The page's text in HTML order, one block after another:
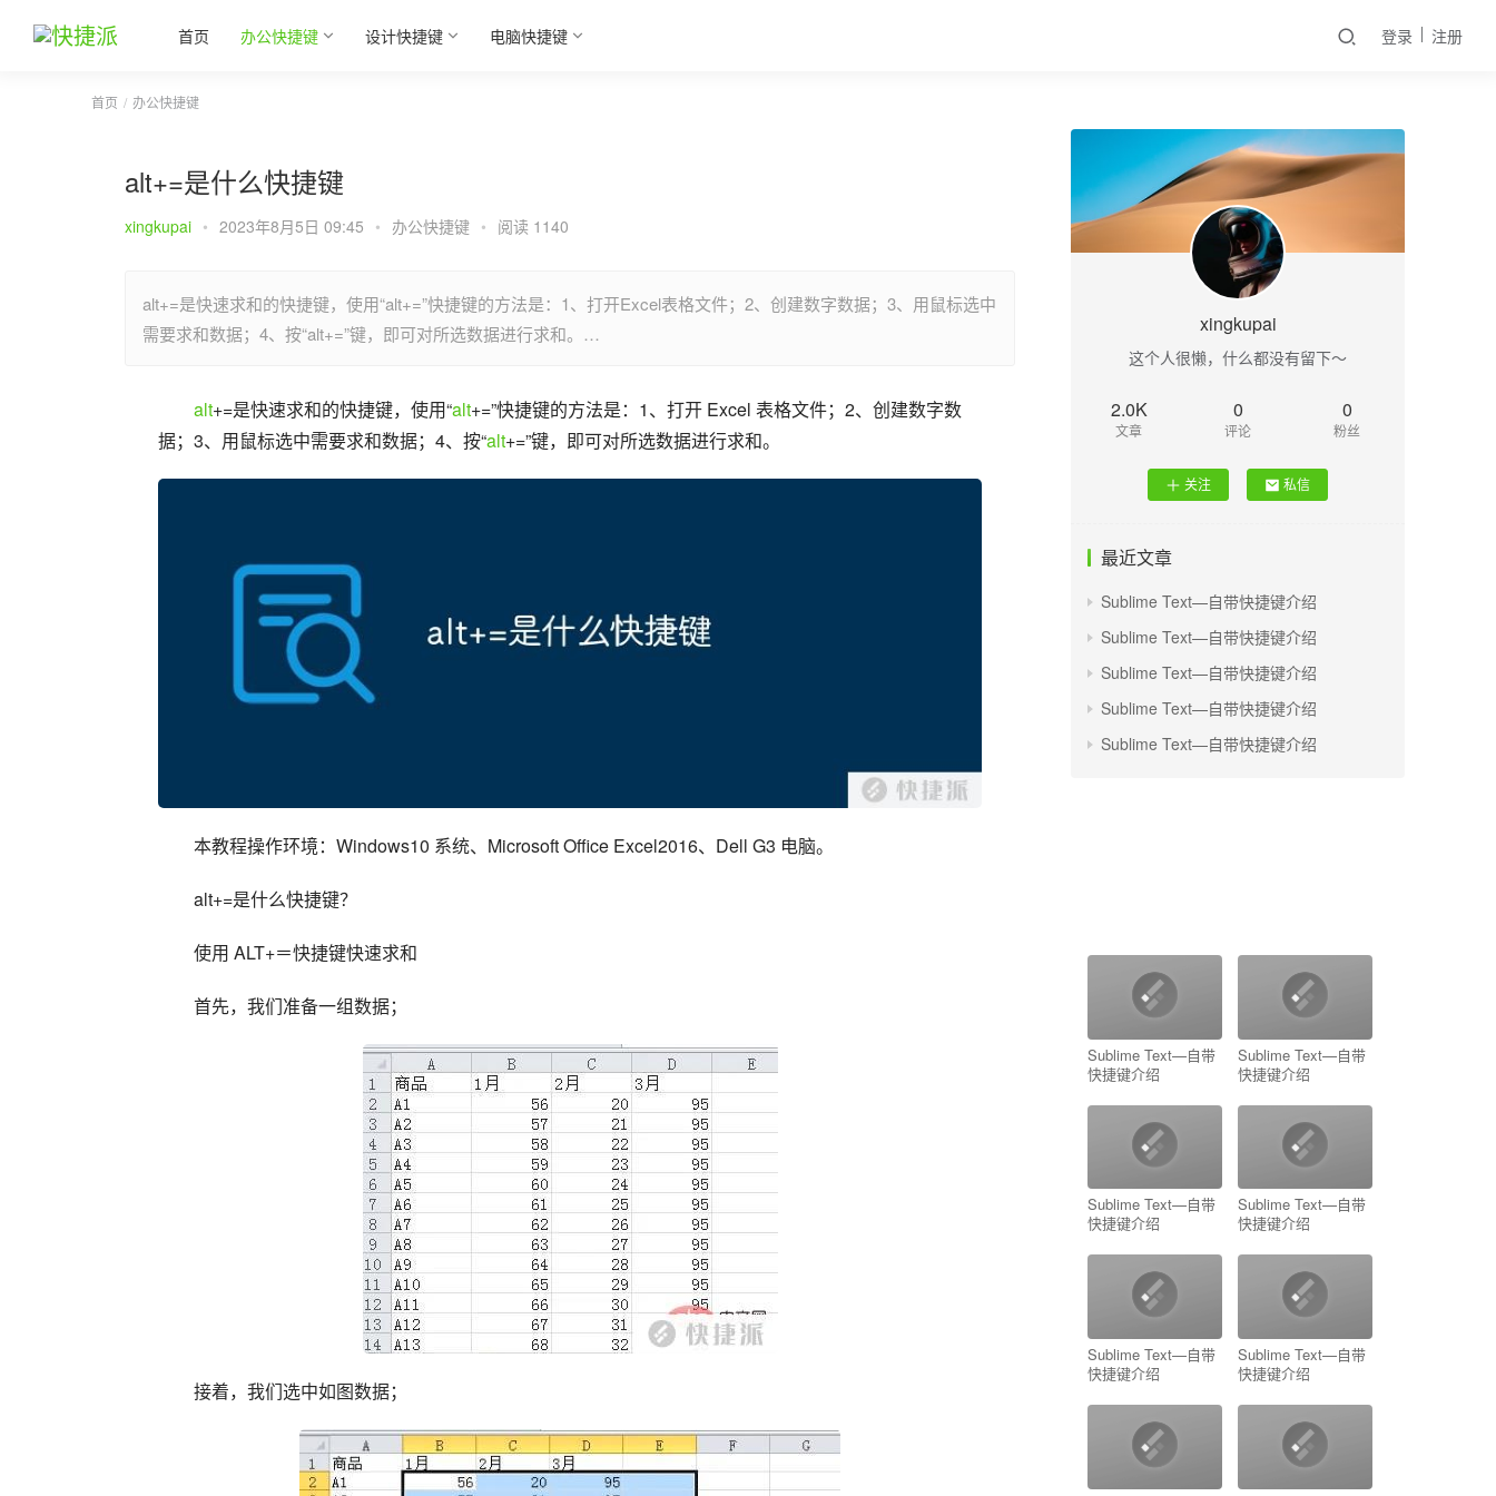
首页 办公快捷键 设计快捷键 电脑快捷键 登录 注册
首页 办公快捷键
alt+=是什么快捷键
xingkupai • 2023年8月5日 09:45 • 办公快捷键 • 阅读 1140
alt+=是快速求和的快捷键，使用“alt+=”快捷键的方法是：1、打开Excel表格文件；2、创建数字数据；3、用鼠标选中
需要求和数据；4、按“alt+=”键，即可对所选数据进行求和。…
alt+=是快速求和的快捷键，使用“alt+=”快捷键的方法是：1、打开 Excel 表格文件；2、创建数字数
据；3、用鼠标选中需要求和数据；4、按“alt+=”键，即可对所选数据进行求和。
本教程操作环境：Windows10 系统、Microsoft Office Excel2016、Dell G3 电脑。
alt+=是什么快捷键？
使用 ALT+＝快捷键快速求和
首先，我们准备一组数据；
接着，我们选中如图数据；
xingkupai
这个人很懒，什么都没有留下～
2.0K
文章
0
评论
0
粉丝
关注 私信
最近文章
Sublime Text—自带快捷键介绍
Sublime Text—自带快捷键介绍
Sublime Text—自带快捷键介绍
Sublime Text—自带快捷键介绍
Sublime Text—自带快捷键介绍
Sublime Text—自带
快捷键介绍
Sublime Text—自带
快捷键介绍
Sublime Text—自带
快捷键介绍
Sublime Text—自带
快捷键介绍
Sublime Text—自带
快捷键介绍
Sublime Text—自带
快捷键介绍